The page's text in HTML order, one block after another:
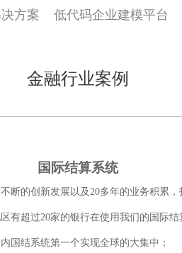
方案 低代码企业建模平台
金融行业案例
国际结算系统
断的创新发展以及20多年的业务积累
有超过20家的银行在使用我们的国际结
国结系统第一个实现全球的大集中；